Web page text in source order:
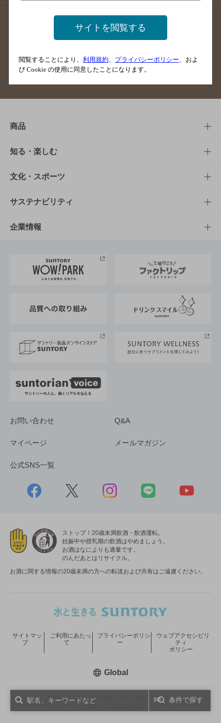
条件で探す
商品
商品TOP
商品一覧
商品発売情報
栄養成分一覧
知る・楽しむ
知る・楽しむTOP
キャンペーン
工場見学
地域情報
文化・スポーツ
文化・スポーツTOP
サントリーホール
サントリーサンバーズ大阪
サステナビリティ
サステナビリティTOP
サントリーが考えるサステナビリティ経営
企業情報
企業概要
採用情報
お問い合わせ Q&A
マイページ メールマガジン
公式SNS一覧
ストップ！20歳未満飲酒・飲酒運転。
妊娠中や授乳期の飲酒はやめましょう。
お酒はなによりも適量です。
のんだあとはリサイクル。
お酒に関する情報の20歳未満の方への転送および共有はご遠慮ください。
COPYRIGHT © SUNTORY HOLDINGS LIMITED.
サイトマッ
プ
ご利用にあたっ
て
プライバシーポリシ
ー
ウェブアクセシビリ
ティ
ポリシー
Global新しいウィンドウで開く
サイトを閲覧する
閲覧することにより、 利用規約、 プライバシーポリシー、およ
び Cookie の使用に同意したことになります。